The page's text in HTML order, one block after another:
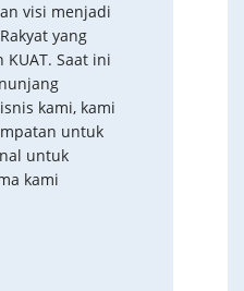
visi menjadi
yang
KUAT. Saat ini
kami, kami
untuk
untuk
kami